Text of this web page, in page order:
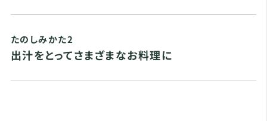
たのしみかた2
出汁をとってさまざまなお料理に